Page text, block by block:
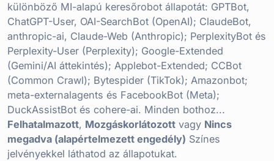
különböző MI-alapú keresőrobot állapotát: GPTBot,
ChatGPT-User, OAI-SearchBot (OpenAI); ClaudeBot,
anthropic-ai, Claude-Web (Anthropic); PerplexityBot és
Perplexity-User (Perplexity); Google-Extended
(Gemini/AI áttekintés); Applebot-Extended; CCBot
(Common Crawl); Bytespider (TikTok); Amazonbot;
meta-externalagents és FacebookBot (Meta);
DuckAssistBot és cohere-ai. Minden bothoz...
Felhatalmazott, Mozgáskorlátozott vagy Nincs
megadva (alapértelmezett engedély) Színes
jelvényekkel láthatod az állapotukat.